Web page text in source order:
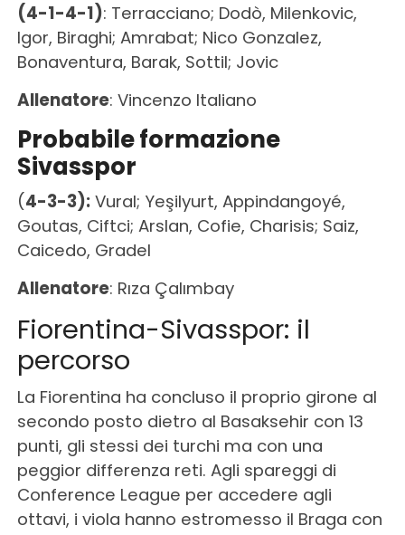
(4-1-4-1): Terracciano; Dodò, Milenkovic,
Igor, Biraghi; Amrabat; Nico Gonzalez,
Bonaventura, Barak, Sottil; Jovic
Allenatore: Vincenzo Italiano
Probabile formazione
Sivasspor
(4-3-3):Vural; Yeşilyurt, Appindangoyé,
Goutas, Ciftci; Arslan, Cofie, Charisis; Saiz,
Caicedo, Gradel
Allenatore: Rıza Çalımbay
Fiorentina-Sivasspor: il
percorso
La Fiorentina ha concluso il proprio girone al
secondo posto dietro al Basaksehir con 13
punti, gli stessi dei turchi ma con una
peggior differenza reti. Agli spareggi di
Conference League per accedere agli
ottavi, i viola hanno estromesso il Braga con